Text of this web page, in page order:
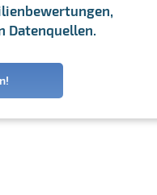
Datenquellen.